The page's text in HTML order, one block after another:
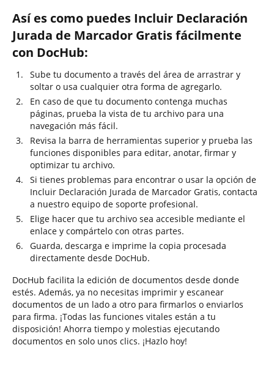
Así es como puedes Incluir Declaración
Jurada de Marcador Gratis fácilmente
con DocHub:
Sube tu documento a través del área de arrastrar y
soltar o usa cualquier otra forma de agregarlo.
En caso de que tu documento contenga muchas
páginas, prueba la vista de tu archivo para una
navegación más fácil.
Revisa la barra de herramientas superior y prueba las
funciones disponibles para editar, anotar, firmar y
optimizar tu archivo.
Si tienes problemas para encontrar o usar la opción de
Incluir Declaración Jurada de Marcador Gratis, contacta
a nuestro equipo de soporte profesional.
Elige hacer que tu archivo sea accesible mediante el
enlace y compártelo con otras partes.
Guarda, descarga e imprime la copia procesada
directamente desde DocHub.
DocHub facilita la edición de documentos desde donde
estés. Además, ya no necesitas imprimir y escanear
documentos de un lado a otro para firmarlos o enviarlos
para firma. ¡Todas las funciones vitales están a tu
disposición! Ahorra tiempo y molestias ejecutando
documentos en solo unos clics. ¡Hazlo hoy!